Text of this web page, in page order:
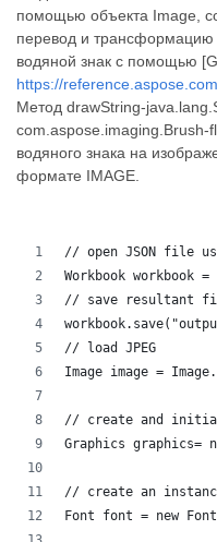
помощью объекта Image,
перевод и
водяной знак с помощью
https://
Метод drawString-
com.aspose.imaging.Brush-
водяного знака на
формате IMAGE.
// open JSON file
Workbook workbook
// save resultant file
// load JPEG
Image image =
// create and
Graphics graphics=
// create an
Font font = new